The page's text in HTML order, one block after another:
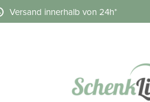
Versand innerhalb von 24h*